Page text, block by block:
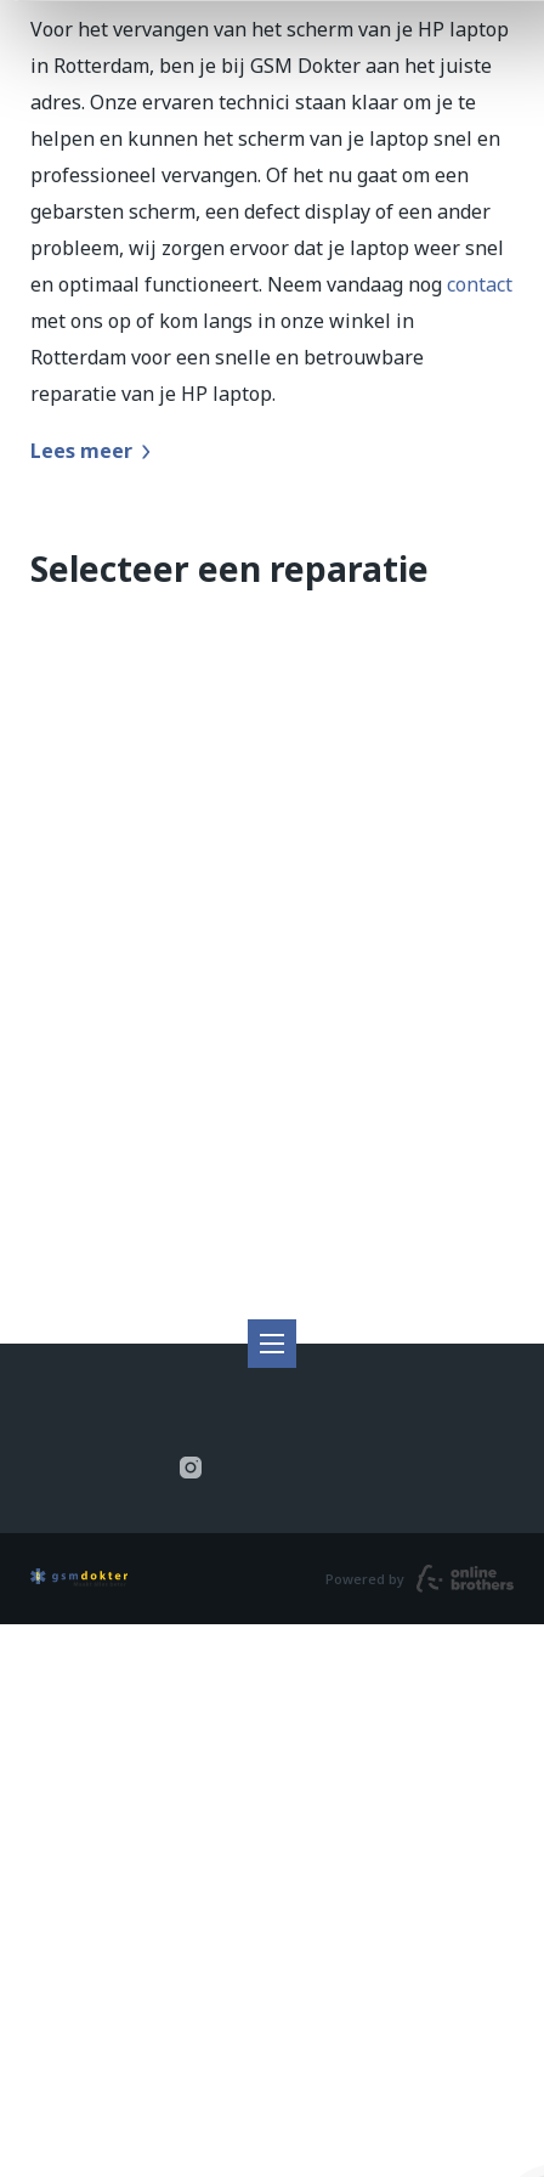
Voor het vervangen van het scherm van je HP laptop
in Rotterdam, ben je bij GSM Dokter aan het juiste
adres. Onze ervaren technici staan klaar om je te
helpen en kunnen het scherm van je laptop snel en
professioneel vervangen. Of het nu gaat om een
gebarsten scherm, een defect display of een ander
probleem, wij zorgen ervoor dat je laptop weer snel
en optimaal functioneert. Neem vandaag nogcontact
met ons op of kom langs in onze winkel in
Rotterdam voor een snelle en betrouwbare
reparatie van je HP laptop.
Lees meer
Selecteer een reparatie
Powered by